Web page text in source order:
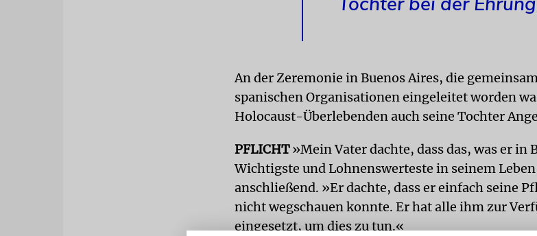
An der Zeremonie in Buenos Aires, die
spanischen Organisationen eingeleitet worden
Holocaust-Überlebenden auch seine Tochter
PFLICHT»Mein Vater dachte, dass das, was er in
Wichtigste und Lohnenswerteste in seinem
anschließend. »Er dachte, dass er einfach seine
nicht wegschauen konnte. Er hat alle ihm zur
eingesetzt, um dies zu tun.«